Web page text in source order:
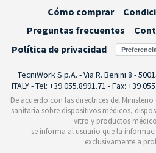
Cómo comprar
Preguntas frecuentes
Política de privacidad
TecniWork S.p.A. - Via R. Benini 8 -
ITALY - Tel: +39 055.8991.71 - Fax: +39
De acuerdo con las directrices del
sanitaria sobre dispositivos médicos,
vitro y productos
se informa al usuario que la
exclusivamente a